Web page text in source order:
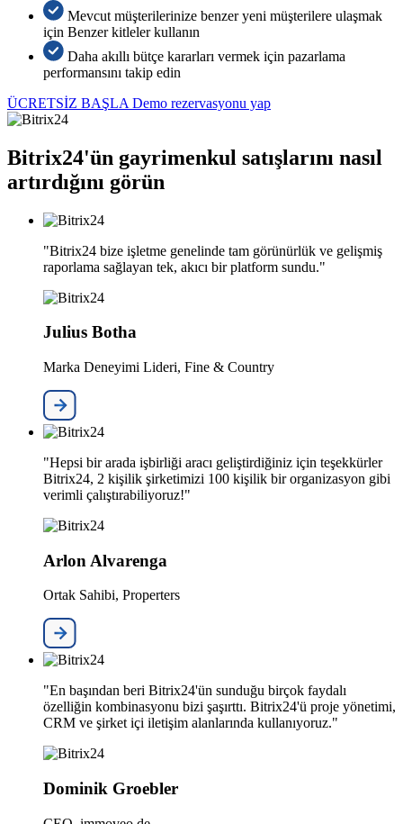
Mevcut müşterilerinize benzer yeni müşterilere ulaşmak
için Benzer kitleler kullanın
Daha akıllı bütçe kararları vermek için pazarlama
performansını takip edin
ÜCRETSİZ BAŞLA Demo rezervasyonu yap
Bitrix24'ün gayrimenkul satışlarını nasıl
artırdığını görün
"Bitrix24 bize işletme genelinde tam görünürlük ve gelişmiş
raporlama sağlayan tek, akıcı bir platform sundu."
Julius Botha
Marka Deneyimi Lideri, Fine & Country
"Hepsi bir arada işbirliği aracı geliştirdiğiniz için teşekkürler
Bitrix24, 2 kişilik şirketimizi 100 kişilik bir organizasyon gibi
verimli çalıştırabiliyoruz!"
Arlon Alvarenga
Ortak Sahibi, Properters
"En başından beri Bitrix24'ün sunduğu birçok faydalı
özelliğin kombinasyonu bizi şaşırttı. Bitrix24'ü proje yönetimi,
CRM ve şirket içi iletişim alanlarında kullanıyoruz."
Dominik Groebler